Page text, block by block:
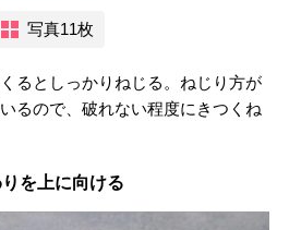
写真11枚
るとしっかりねじる。ねじり方が
るので、破れない程度にきつくね
を上に向ける